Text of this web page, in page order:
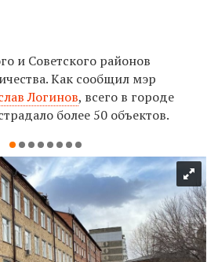
и Советского районов
Как сообщил мэр
Логинов, всего в городе
более 50 объектов.